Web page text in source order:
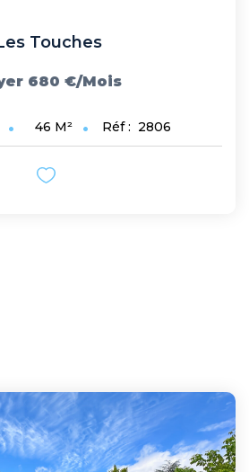
ARO
Touches
680 €/mois
46 M² Réf : 2806